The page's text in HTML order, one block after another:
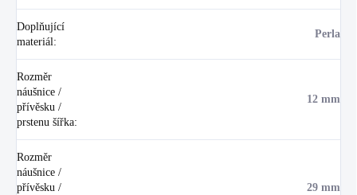
Doplňující
materiál :
Perla
Rozměr
náušnice /
přívěsku /
prstenu šířka:
12 mm
Rozměr
náušnice /
přívěsku /
29 mm